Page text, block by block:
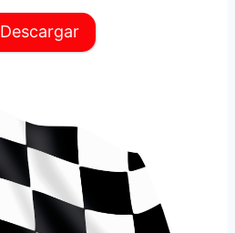
Descargar